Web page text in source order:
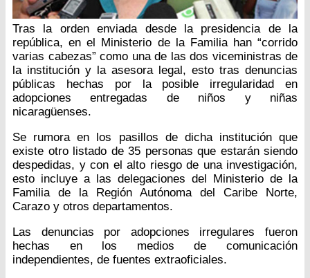
Tras la orden enviada desde la presidencia de la
república, en el Ministerio de la Familia han “corrido
varias cabezas” como una de las dos viceministras de
la institución y la asesora legal, esto tras denuncias
públicas hechas por la posible irregularidad en
adopciones entregadas de niños y niñas
nicaragüenses.
Se rumora en los pasillos de dicha institución que
existe otro listado de 35 personas que estarán siendo
despedidas, y con el alto riesgo de una investigación,
esto incluye a las delegaciones del Ministerio de la
Familia de la Región Autónoma del Caribe Norte,
Carazo y otros departamentos.
Las denuncias por adopciones irregulares fueron
hechas en los medios de comunicación
independientes, de fuentes extraoficiales.